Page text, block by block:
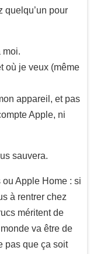
quelqu’un pour
moi.
où je veux (même
appareil, et pas
Apple, ni
sauvera.
Apple Home : si
à rentrer chez
méritent de
va être de
pas que ça soit